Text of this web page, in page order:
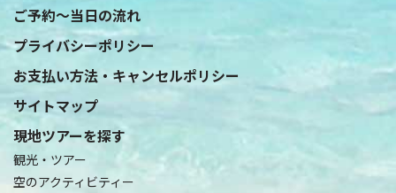
ご予約〜当日の流れ
プライバシーポリシー
お支払い方法・キャンセルポリシー
サイトマップ
現地ツアーを探す
観光・ツアー
空のアクティビティー